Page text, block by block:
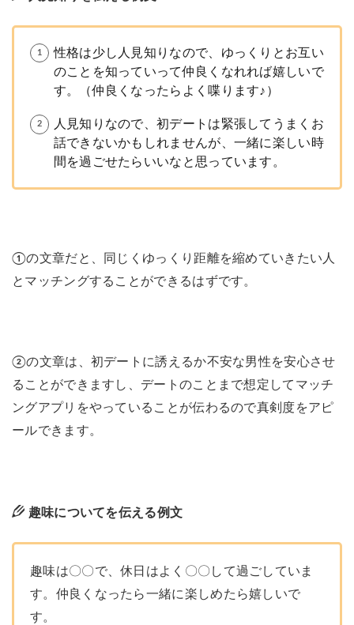
性格は少し人見知りなので、ゆっくりとお互い
のことを知っていって仲良くなれれば嬉しいで
す。（仲良くなったらよく喋ります♪）
人見知りなので、初デートは緊張してうまくお
話できないかもしれませんが、一緒に楽しい時
間を過ごせたらいいなと思っています。
①の文章だと、同じくゆっくり距離を縮めていきたい人
とマッチングすることができるはずです。
②の文章は、初デートに誘えるか不安な男性を安心させ
ることができますし、デートのことまで想定してマッチ
ングアプリをやっていることが伝わるので真剣度をアピ
ールできます。
趣味についてを伝える例文
趣味は〇〇で、休日はよく〇〇して過ごしていま
す。仲良くなったら一緒に楽しめたら嬉しいで
す。